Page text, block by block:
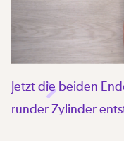
Jetzt die beiden
runder Zylinder